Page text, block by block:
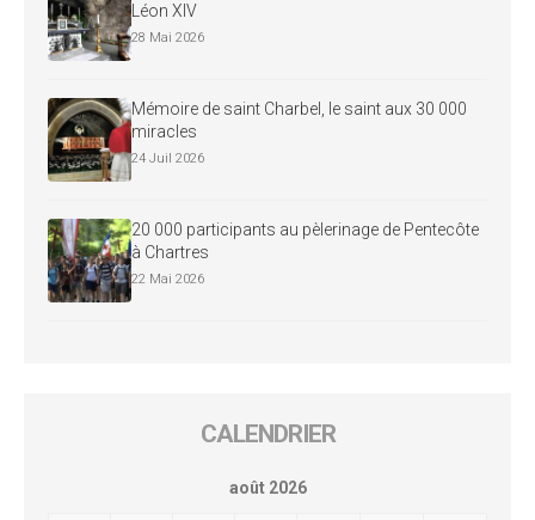
Léon XIV
28 Mai 2026
Mémoire de saint Charbel, le saint aux 30 000
miracles
24 Juil 2026
20 000 participants au pèlerinage de Pentecôte
à Chartres
22 Mai 2026
CALENDRIER
août 2026